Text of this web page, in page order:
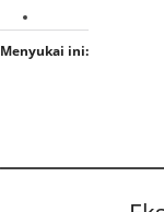
Menyukai ini: